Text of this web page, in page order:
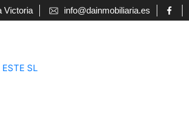
Victoria info@dainmobiliaria.es